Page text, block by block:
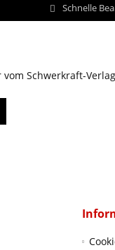
Schnelle
Schwerkraft-